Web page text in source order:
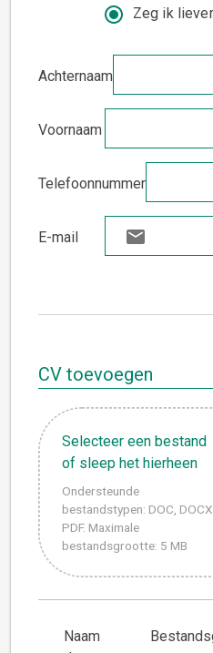
Zeg ik
Achternaam
Voornaam
Telefoonnummer
E-mail
CV toevoegen
Naam
Selecteer een bestand
of sleep het hierheen
Ondersteunde
bestandstypen: DOC, DOCX,
PDF. Maximale
bestandsgrootte: 5 MB